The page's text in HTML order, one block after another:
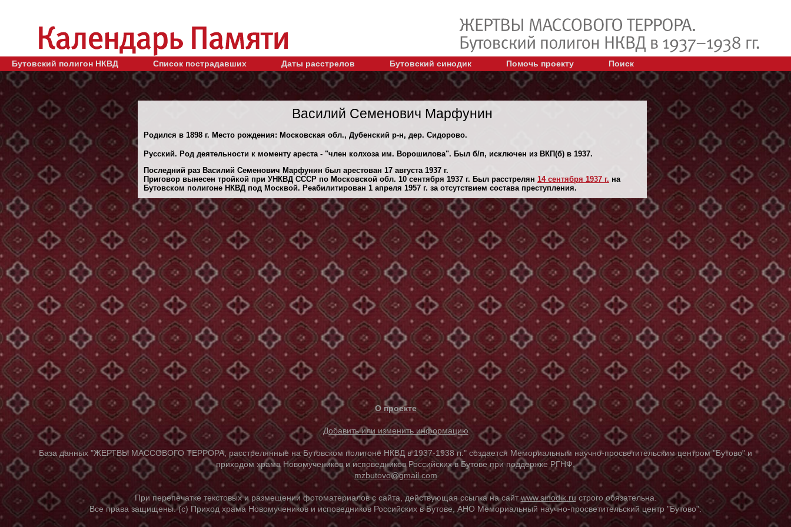
Бутовский полигон НКВД Список пострадавших Даты расстрелов Бутовский синодик Помочь проекту Поиск
Василий Семенович Марфунин
Родился в 1898 г. Место рождения: Московская обл., Дубенский р-н, дер. Сидорово.
Русский. Род деятельности к моменту ареста - "член колхоза им. Ворошилова". Был б/п, исключен из ВКП(б) в 1937.
Последний раз Василий Семенович Марфунин был арестован 17 августа 1937 г.
Приговор вынесен тройкой при УНКВД СССР по Московской обл. 10 сентября 1937 г. Был расстрелян 14 сентября 1937 г. на
Бутовском полигоне НКВД под Москвой. Реабилитирован 1 апреля 1957 г. за отсутствием состава преступления.
О проекте
Добавить или изменить информацию
База данных "ЖЕРТВЫ МАССОВОГО ТЕРРОРА, расстрелянные на Бутовском полигоне НКВД в 1937-1938 гг." создается Мемориальным научно-просветительским центром "Бутово" и
приходом храма Новомучеников и исповедников Российских в Бутове при поддержке РГНФ.
mzbutovo@gmail.com
При перепечатке текстовых и размещении фотоматериалов с сайта, действующая ссылка на сайтwww.sinodik.ru строго обязательна.
Все права защищены. (с) Приход храма Новомучеников и исповедников Российских в Бутове, АНО Мемориальный научно-просветительский центр "Бутово".